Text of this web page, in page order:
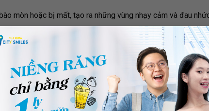
mòn hoặc bị mất, tạo ra những vùng nhạy cảm và đau
vực xung quanh răng trong cùng. Nếu răng khôn không
gây ra tình trạng nhiễm trùng và viêm nhiễm.
răng khác, gây hư hại, ảnh hưởng đến các răng kế bên
Cách hết đau nhanh